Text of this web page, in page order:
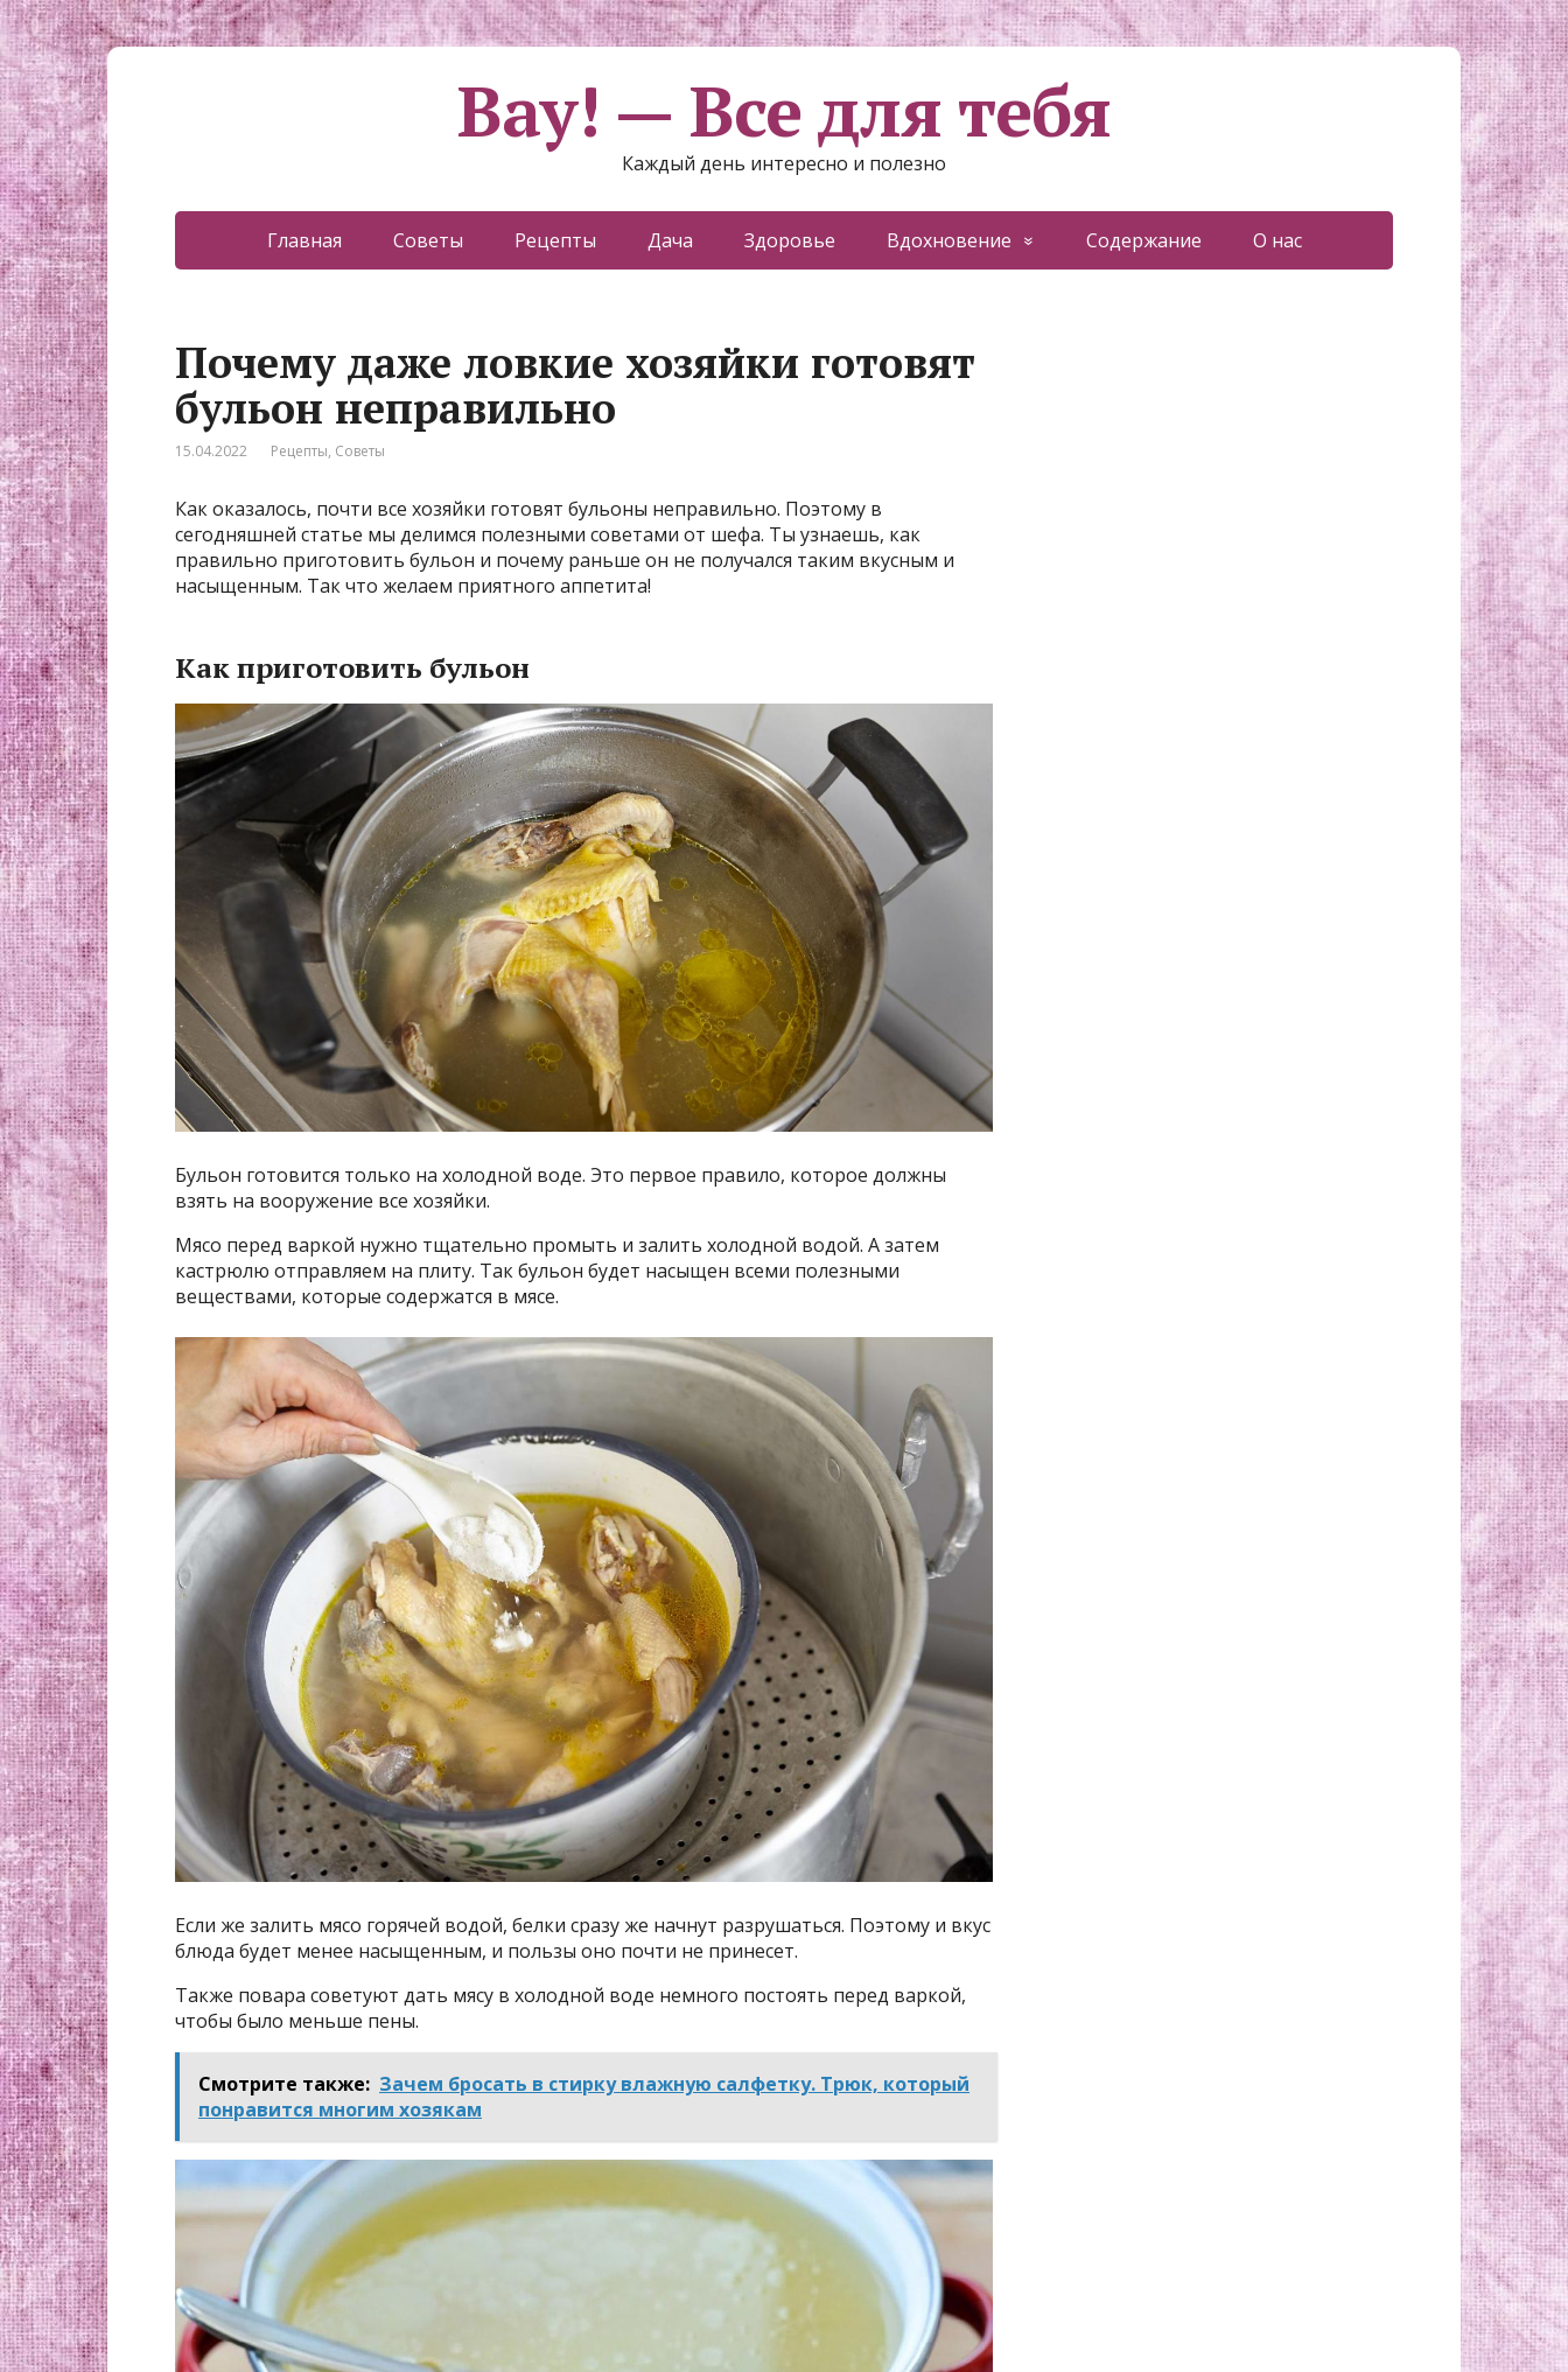
Вау! — Все для тебя
Каждый день интересно и полезно
Главная Советы Рецепты Дача Здоровье Вдохновение Содержание О нас
Почему даже ловкие хозяйки готовят
бульон неправильно
15.04.2022 Рецепты, Советы
Как оказалось, почти все хозяйки готовят бульоны неправильно. Поэтому в
сегодняшней статье мы делимся полезными советами от шефа. Ты узнаешь, как
правильно приготовить бульон и почему раньше он не получался таким вкусным и
насыщенным. Так что желаем приятного аппетита!
Как приготовить бульон
Бульон готовится только на холодной воде. Это первое правило, которое должны
взять на вооружение все хозяйки.
Мясо перед варкой нужно тщательно промыть и залить холодной водой. А затем
кастрюлю отправляем на плиту. Так бульон будет насыщен всеми полезными
веществами, которые содержатся в мясе.
Если же залить мясо горячей водой, белки сразу же начнут разрушаться. Поэтому и вкус
блюда будет менее насыщенным, и пользы оно почти не принесет.
Также повара советуют дать мясу в холодной воде немного постоять перед варкой,
чтобы было меньше пены.
Смотрите также: Зачем бросать в стирку влажную салфетку. Трюк, который
понравится многим хозякам